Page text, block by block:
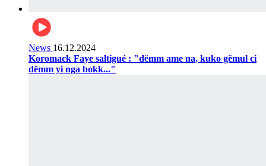
News 16.12.2024
Koromack Faye saltigué : "dëmm ame na, kuko gëmul ci
dëmm yi nga bokk..."